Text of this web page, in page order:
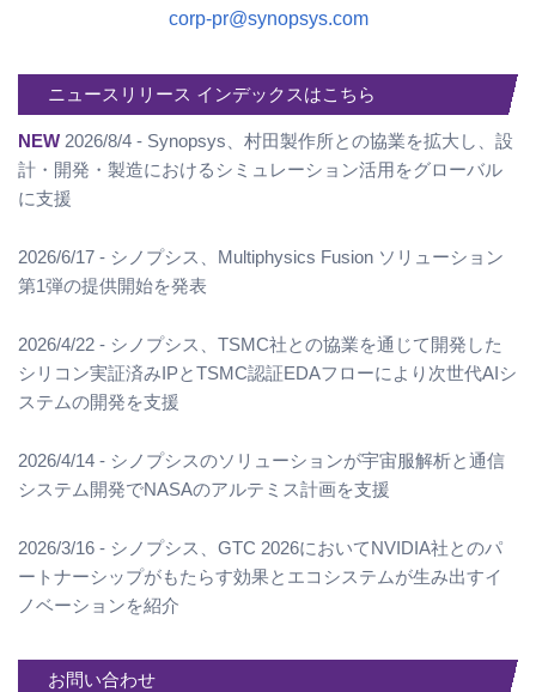
corp-pr@synopsys.com
ニュースリリース インデックスはこちら
NEW 2026/8/4 - Synopsys、村田製作所との協業を拡大し、設
計・開発・製造におけるシミュレーション活用をグローバル
に支援
2026/6/17 - シノプシス、Multiphysics Fusion ソリューション
第1弾の提供開始を発表
2026/4/22 - シノプシス、TSMC社との協業を通じて開発した
シリコン実証済みIPとTSMC認証EDAフローにより次世代AIシ
ステムの開発を支援
2026/4/14 - シノプシスのソリューションが宇宙服解析と通信
システム開発でNASAのアルテミス計画を支援
2026/3/16 - シノプシス、GTC 2026においてNVIDIA社とのパ
ートナーシップがもたらす効果とエコシステムが生み出すイ
ノベーションを紹介
お問い合わせ